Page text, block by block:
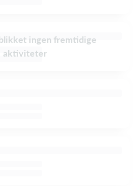
ingen fremtidige
aktiviteter